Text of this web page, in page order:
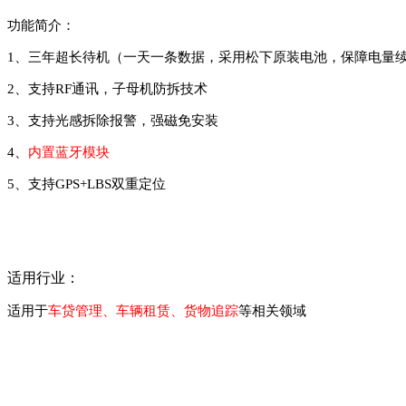
功能简介：
1 、三年超长待机（一天一条数据，采用松下原装电池，保障电量
2 、支持RF通讯，子母机防拆技术
3 、支持光感拆除报警，强磁免安装
4 内置蓝牙模块
5 、支持GPS+LBS双重定位
适用行业：
适用于车贷管理、车辆租赁、货物追踪等相关领域